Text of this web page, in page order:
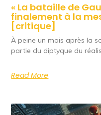
« La bataille de
finalement à la
[critique]
À peine un mois après la
partie du diptyque du
Read More